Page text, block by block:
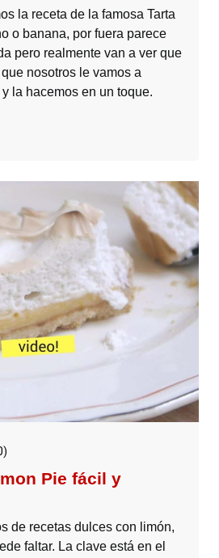
la receta de la famosa Tarta
o banana, por fuera parece
pero realmente van a ver que
nosotros le vamos a
la hacemos en un toque.
)
Pie fácil y
de recetas dulces con limón,
faltar. La clave está en el